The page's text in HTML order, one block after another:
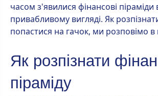
часом з'явилися фінансові
привабливому вигляді. Як
попастися на гачок, ми розповімо в
Як розпізнати
піраміду